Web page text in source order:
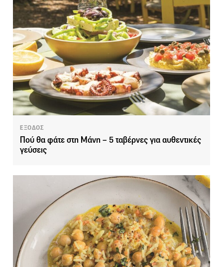
ΕΞΟΔΟΣ
Πού θα φάτε στη Μάνη – 5 ταβέρνες για αυθεντικές
γεύσεις